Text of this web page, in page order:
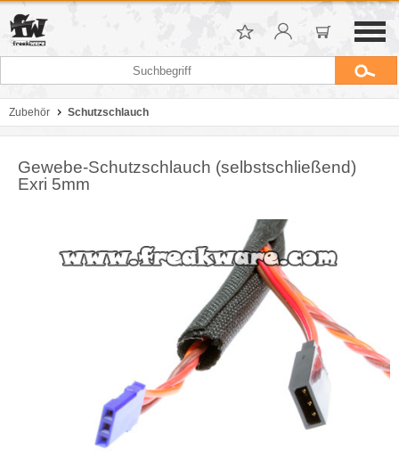
Zubehör Schutzschlauch
Gewebe-Schutzschlauch (selbstschließend)
Exri 5mm